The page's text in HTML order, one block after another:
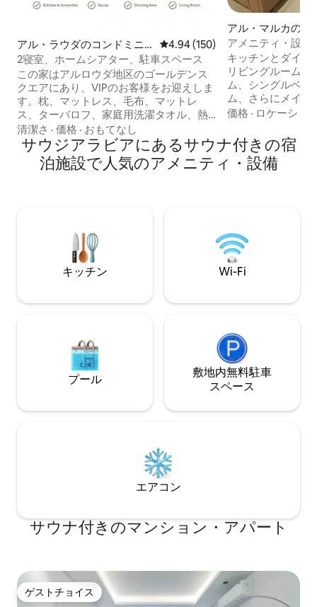
アル・ラウダのコンドミニ
アム
レビュー150件、5つ星中4.94つ
4.94 (150)
2寝室、ホームシアター、駐車スペース
この家はアルロウダ地区のゴールデンス
クエアにあり、VIPのお客様をお迎えしま
す。枕、マットレス、毛布、マットレ
ス、ターバロフ、家庭用洗濯タオル、熱
乾燥を分離します。 空港まで15分、コー
ニッシュまで10分。 セルフチェックイン
で、建物の下にゲスト専用の日よけ付き
駐車スペースがあり、車1台分のスペース
ートルのリビングルームで本物のホーム
シアターの雰囲気を感じることができま
2台の空気清浄機、カバーとタオルの洗濯
清潔さ · 価格 · おもてなし
アル・マルカのマ
アパート
アメニティ・設備
ト | エレガントな
キッチンとダイニ
リビングルーム
ム、シングルベッ
ム、さらにメイド
つのバスルーム（
ェックイン可能
アル・マルカの
あります リビングルームには、Netflix、
ッズナーセリー • ラウンジ • カフェ • スマ
ートマーケット 最高の立地： • 空港まで
価格 · ロケーショ
サウジアラビアにあるサウナ付きの宿
泊施設で人気のアメニティ・設備
キッチン Wi-Fi
プール
敷地内無料駐⁠車
ス⁠ペ⁠ー⁠ス
エアコン
サウナ付きのマンション・アパート
ゲストチョイス
ゲストチョイス